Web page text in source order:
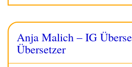
Anja Malich – IG
Übersetzer